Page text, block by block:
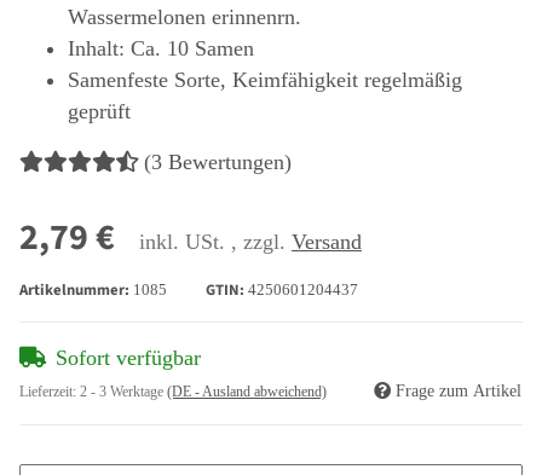
Wassermelonen erinnenrn.
Inhalt: Ca. 10 Samen
Samenfeste Sorte, Keimfähigkeit regelmäßig
geprüft
(3 Bewertungen)
2,79 € inkl. USt. , zzgl. Versand
Artikelnummer: 1085 GTIN: 4250601204437
Sofort verfügbar
Lieferzeit: 2 - 3 Werktage (DE - Ausland abweichend) Frage zum Artikel